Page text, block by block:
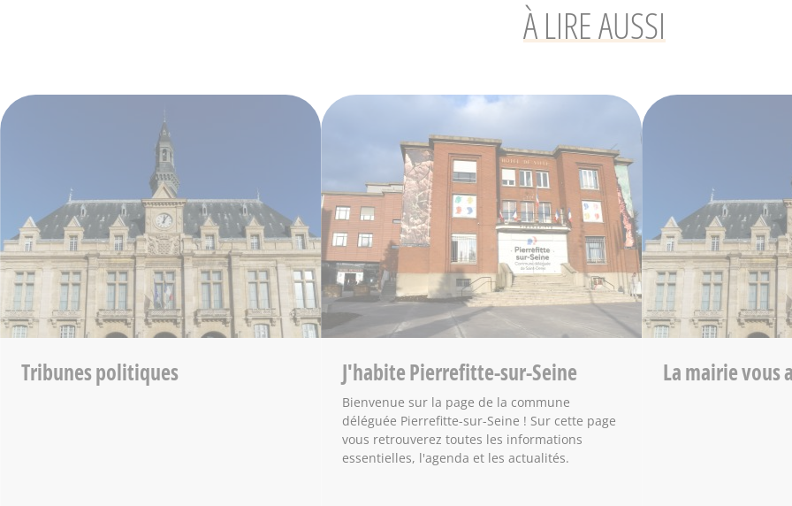
À LIRE AUSSI
Tribunes politiques J'habite Pierrefitte-sur-Seine
Bienvenue sur la page de la commune
déléguée Pierrefitte-sur-Seine ! Sur cette page
vous retrouverez toutes les informations
essentielles, l'agenda et les actualités.
La mairie vous